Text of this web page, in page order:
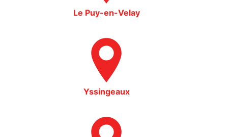
Le Puy-en-Velay
Yssingeaux